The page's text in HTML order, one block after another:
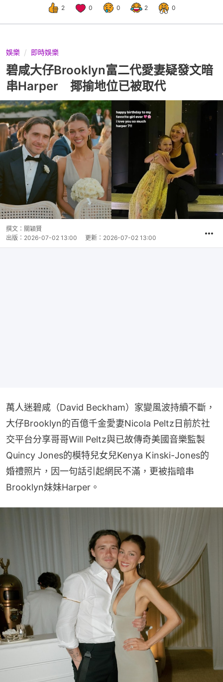
2 0 0 2 0
娛樂 即時娛樂
碧咸大仔Brooklyn富二代愛妻疑發文暗
串Harper 揶揄地位已被取代
撰文： 關穎賢
出版： 2026-07-02 13:00 更新： 2026-07-02 13:00
萬人迷碧咸（David Beckham）家變風波持續不斷，
大仔Brooklyn的百億千金愛妻Nicola Peltz日前於社
交平台分享哥哥Will Peltz與已故傳奇美國音樂監製
Quincy Jones的模特兒女兒Kenya Kinski-Jones的
婚禮照片，因一句話引起網民不滿，更被指暗串
Brooklyn妹妹Harper。